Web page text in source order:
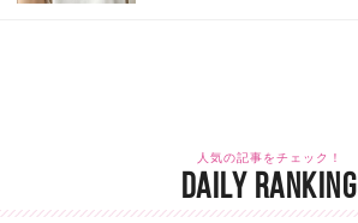
人気の記事をチェック！
DAILY RANKING